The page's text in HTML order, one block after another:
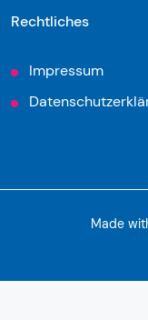
Rechtliches
Impressum
Made